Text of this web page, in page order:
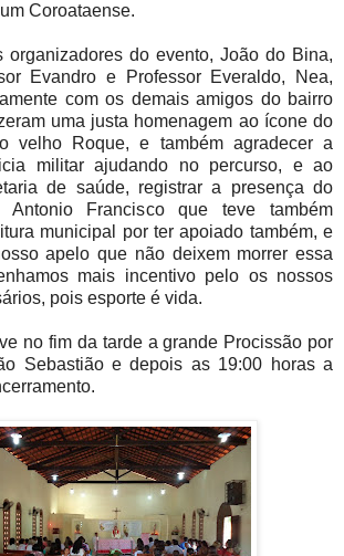
Coroataense.
organizadores do evento, João do Bina,
Evandro e Professor Everaldo, Nea,
com os demais amigos do bairro
uma justa homenagem ao ícone do
velho Roque, e também agradecer a
militar ajudando no percurso, e ao
de saúde, registrar a presença do
Antonio Francisco que teve também
municipal por ter apoiado também, e
apelo que não deixem morrer essa
mais incentivo pelo os nossos
pois esporte é vida.
no fim da tarde a grande Procissão por
Sebastião e depois as 19:00 horas a